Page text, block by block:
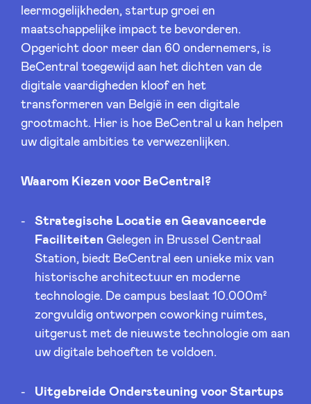
Privacy Policy
BeAngels x PMV
nl fr
en
LinkedIn
leermogelijkheden, startup groei en
maatschappelijke impact te bevorderen.
Opgericht door meer dan 60 ondernemers, is
BeCentral toegewijd aan het dichten van de
digitale vaardigheden kloof en het
transformeren van België in een digitale
grootmacht. Hier is hoe BeCentral u kan helpen
uw digitale ambities te verwezenlijken.
Waarom Kiezen voor BeCentral?
Strategische Locatie en Geavanceerde
Faciliteiten Gelegen in Brussel Centraal
Station, biedt BeCentral een unieke mix van
historische architectuur en moderne
technologie. De campus beslaat 10.000m²
zorgvuldig ontworpen coworking ruimtes,
uitgerust met de nieuwste technologie om aan
uw digitale behoeften te voldoen.
Uitgebreide Ondersteuning voor Startups